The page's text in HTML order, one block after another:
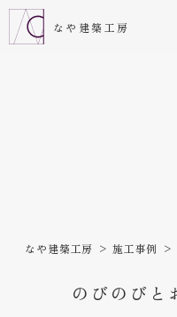
なや建築工房
なや建築工房 施工事例
のびのびと